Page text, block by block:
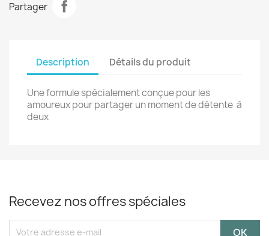
Partager
Description Détails du produit
Une formule spécialement conçue pour les
amoureux pour partager un moment de détente à
deux
Recevez nos offres spéciales